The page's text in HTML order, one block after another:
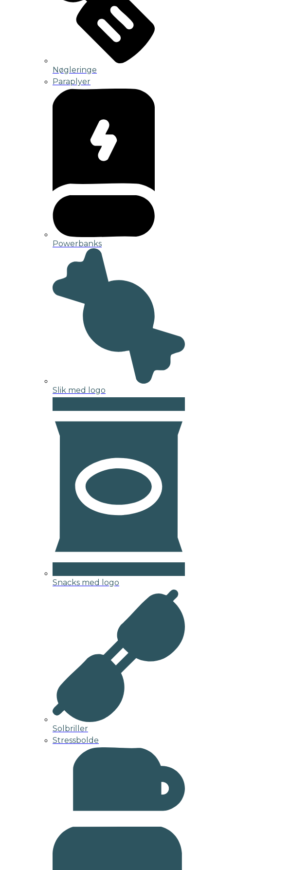
Nøgleringe
Paraplyer
Powerbanks
Slik med logo
Snacks med logo
Solbriller
Stressbolde